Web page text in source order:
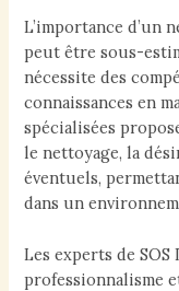
L’importance d’un
peut être sous-
nécessite des
connaissances en
spécialisées
le nettoyage, la
éventuels,
dans un
Les experts de
professionnalisme